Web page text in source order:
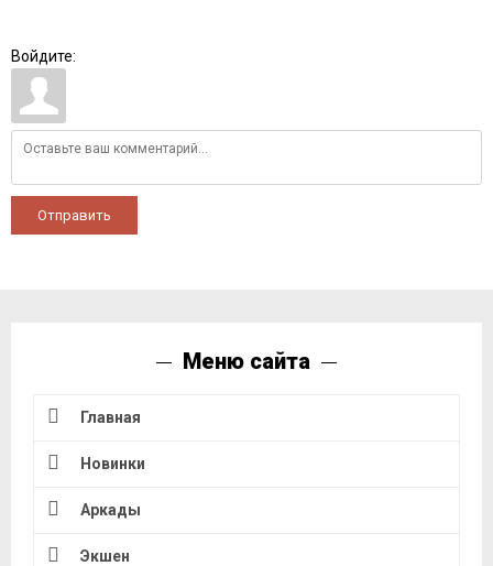
Войдите:
Отправить
Меню сайта
Главная
Новинки
Аркады
Экшен